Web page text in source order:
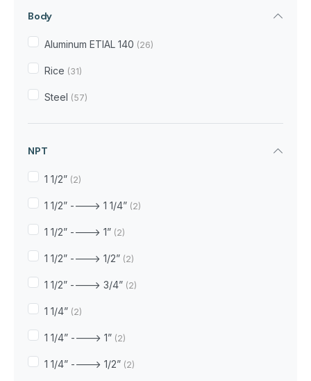
Body
Aluminum ETIAL 140 (26)
Rice (31)
Steel (57)
NPT
1 1/2” (2)
1 1/2” ----> 1 1/4” (2)
1 1/2” ----> 1” (2)
1 1/2” ----> 1/2” (2)
1 1/2” ----> 3/4” (2)
1 1/4” (2)
1 1/4” ----> 1” (2)
1 1/4” ----> 1/2” (2)